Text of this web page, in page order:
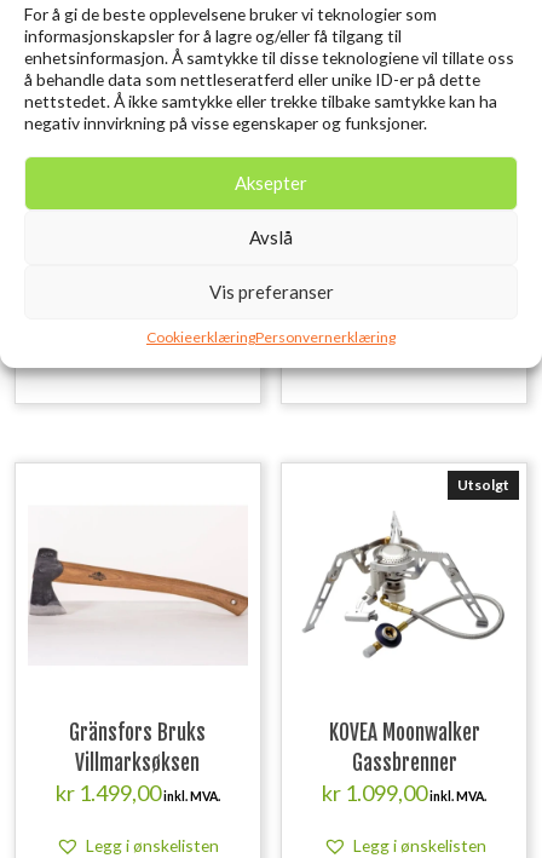
For å gi de beste opplevelsene bruker vi teknologier som
informasjonskapsler for å lagre og/eller få tilgang til
enhetsinformasjon. Å samtykke til disse teknologiene vil tillate oss
å behandle data som nettleseratferd eller unike ID-er på dette
nettstedet. Å ikke samtykke eller trekke tilbake samtykke kan ha
negativ innvirkning på visse egenskaper og funksjoner.
Aksepter
Avslå
Vis preferanser
CookieerklæringPersonvernerklæring
KOVEA Scout Gassbrenner
KOVEA Alpine Pot Wide KB-
Legg i ønskelisten
Gränsfors Bruks
Villmarksøksen
kr1.499,00inkl. MVA.
Legg i ønskelisten
Utsolgt
KOVEA Moonwalker
Gassbrenner
kr 1.099,00inkl. MVA.
Legg i ønskelisten